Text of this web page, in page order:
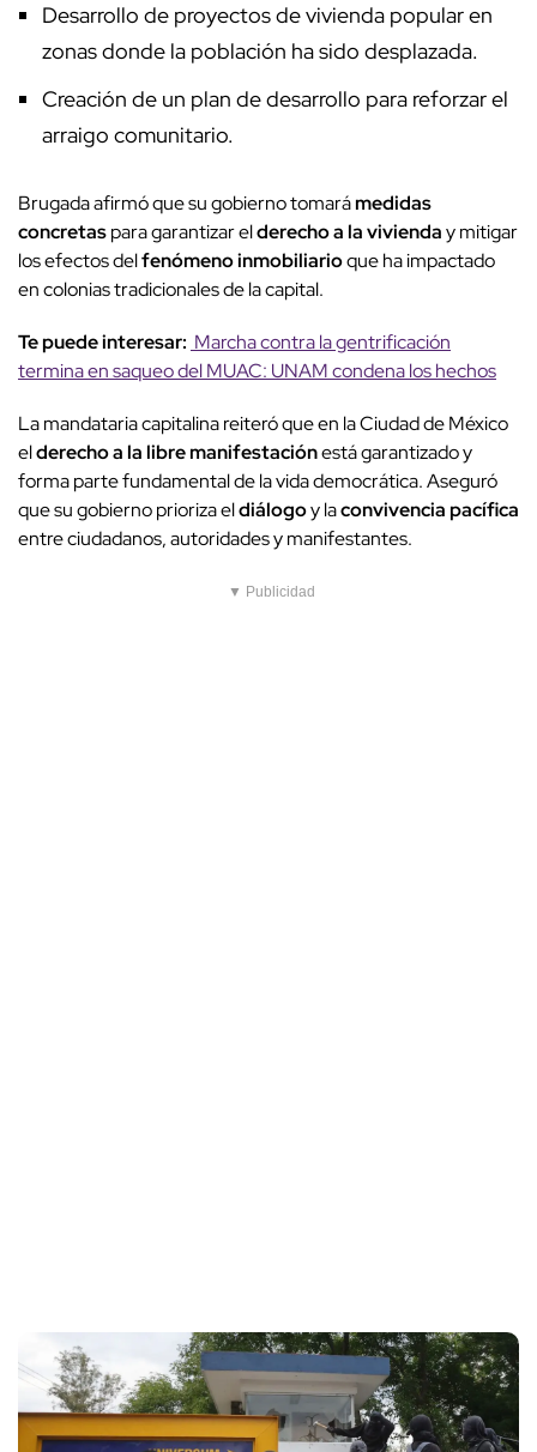
Desarrollo de proyectos de vivienda popular en
zonas donde la población ha sido desplazada.
Creación de un plan de desarrollo para reforzar el
arraigo comunitario.
Brugada afirmó que su gobierno tomarámedidas
concretaspara garantizar elderecho a la vivienday mitigar
los efectos delfenómeno inmobiliarioque ha impactado
en colonias tradicionales de la capital.
Te puede interesar: Marcha contra la gentrificación
termina en saqueo del MUAC: UNAM condena los hechos
La mandataria capitalina reiteró que en la Ciudad de México
elderecho a la libre manifestaciónestá garantizado y
forma parte fundamental de la vida democrática. Aseguró
que su gobierno prioriza eldiálogoy laconvivencia pacífica
entre ciudadanos, autoridades y manifestantes.
▼ Publicidad